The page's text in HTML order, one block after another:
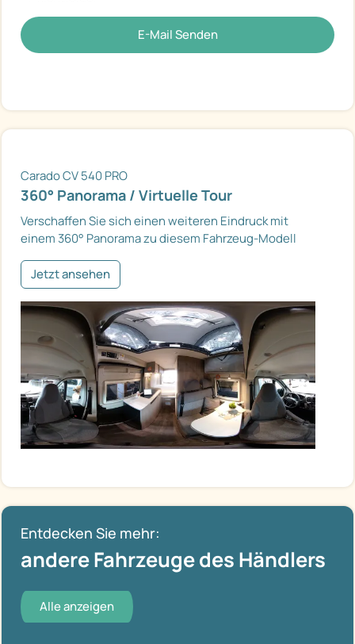
E-Mail Senden
Carado CV 540 PRO
360° Panorama / Virtuelle Tour
Verschaffen Sie sich einen weiteren Eindruck mit
einem 360° Panorama zu diesem Fahrzeug-Modell
Jetzt ansehen
Entdecken Sie mehr:
andere Fahrzeuge des Händlers
Alle anzeigen